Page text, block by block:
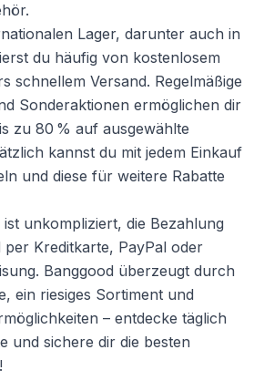
Lager, darunter auch in
du häufig von kostenlosem
schnellem Versand. Regelmäßige
Sonderaktionen ermöglichen dir
zu 80 % auf ausgewählte
kannst du mit jedem Einkauf
und diese für weitere Rabatte
ist unkompliziert, die Bezahlung
Kreditkarte, PayPal oder
Banggood überzeugt durch
ein riesiges Sortiment und
– entdecke täglich
und sichere dir die besten